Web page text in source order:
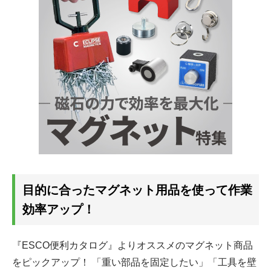
目的に合ったマグネット用品を使って作業
効率アップ！
『ESCO便利カタログ』よりオススメのマグネット商品
をピックアップ！
「重い部品を固定したい」「工具を壁